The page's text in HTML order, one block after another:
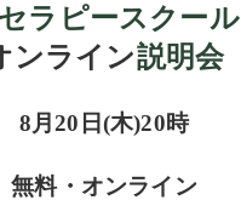
ラピースクール
ンライン説明会
8月20日(木)20時
無料・オンライン